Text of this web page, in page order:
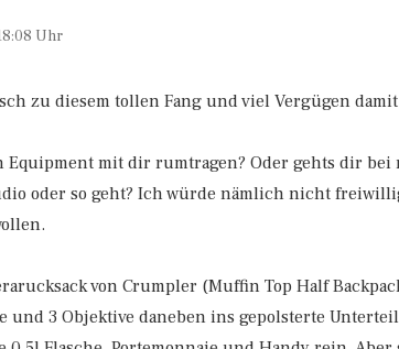
Uhr
zu diesem tollen Fang und viel Vergügen
mit dir rumtragen? Oder gehts dir bei
oder so geht? Ich würde nämlich nicht
von Crumpler (Muffin Top Half
und 3 Objektive daneben ins gepolsterte